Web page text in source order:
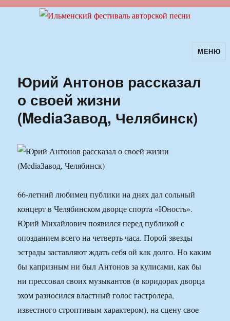
Ильменский фестиваль авторскойМЕНЮ
Юрий Антонов рассказал
о своей жизни
(MediaЗавод, Челябинск)
66-летний любимец публики на днях дал сольный
концерт в Челябинском дворце спорта «Юность».
Юрий Михайлович появился перед публикой с
опозданием всего на четверть часа. Порой звезды
эстрады заставляют ждать себя ой как долго. Но каким
бы капризным ни был Антонов за кулисами, как бы
ни прессовал своих музыкантов (в коридорах дворца
эхом разносился властный голос гастролера,
известного строптивым характером), на сцену свое